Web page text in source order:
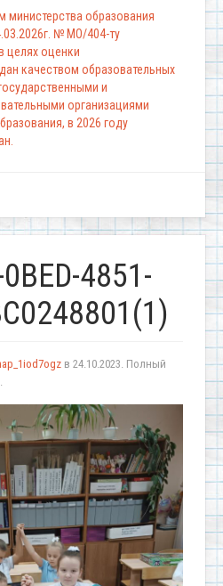
министерства образования
№ МО/404-ту
целях оценки
качеством образовательных
и
организациями
в 2026 году
4851-
в 24.10.2023. Полный